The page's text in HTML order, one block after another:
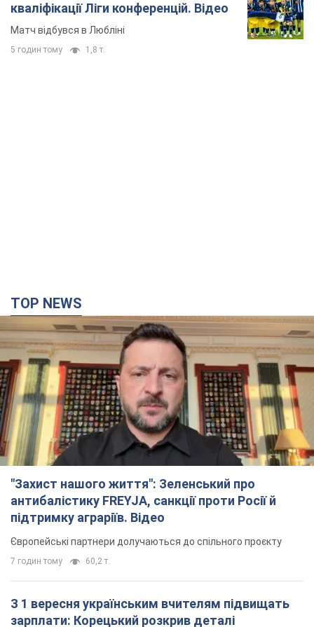
кваліфікації Ліги конференцій. Відео
Матч відбувся в Любліні
5 годин тому 1,8 т.
TOP NEWS
"Захист нашого життя": Зеленський про
антибалістику FREYJA, санкції проти Росії й
підтримку аграріїв. Відео
Європейські партнери долучаються до спільного проєкту
7 годин тому 60,2 т.
З 1 вересня українським вчителям підвищать
зарплати: Корецький розкрив деталі